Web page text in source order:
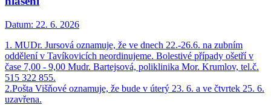
Datum: 22. 6. 2026
1. MUDr. Jursová oznamuje, že ve dnech 22.-26.6. na zubním
oddělení v Tavíkovicích neordinujeme. Bolestivé případy ošetří v
čase 7,00 - 9,00 Mudr. Bartejsová, poliklinika Mor. Krumlov, tel.č.
515 322 855.
2.Pošta Višňové oznamuje, že bude v úterý 23. 6. a ve čtvrtek 25. 6.
uzavřena.